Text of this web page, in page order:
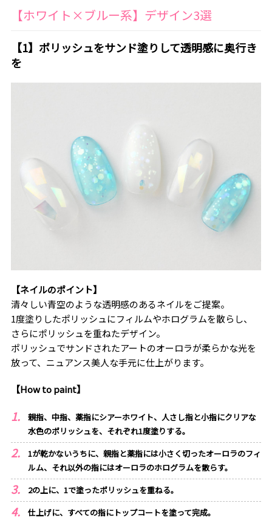
【ホワイト×ブルー系】デザイン3選
【1】ポリッシュをサンド塗りして透明感に奥行き
を
【ネイルのポイント】
清々しい青空のような透明感のあるネイルをご提案。
1度塗りしたポリッシュにフィルムやホログラムを散らし、
さらにポリッシュを重ねたデザイン。
ポリッシュでサンドされたアートのオーロラが柔らかな光を
放って、ニュアンス美人な手元に仕上がります。
【How to paint】
親指、中指、薬指にシアーホワイト、人さし指と小指にクリアな
水色のポリッシュを、それぞれ1度塗りする。
1が乾かないうちに、親指と薬指には小さく切ったオーロラのフィ
ルム、それ以外の指にはオーロラのホログラムを散らす。
2の上に、1で塗ったポリッシュを重ねる。
仕上げに、すべての指にトップコートを塗って完成。